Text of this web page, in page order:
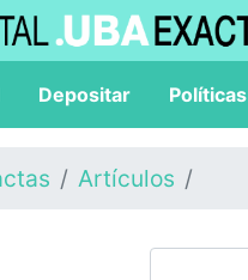
Depositar Políticas
Artículos